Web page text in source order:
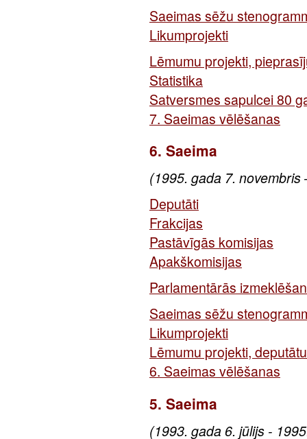
Saeimas sēžu
Likumprojekti
Lēmumu projekti,
Statistika
Satversmes sapulcei 80
7. Saeimas vēlēšanas
6. Saeima
(1995. gada 7.
Deputāti
Frakcijas
Pastāvīgās komisijas
Apakškomisijas
Parlamentārās
Saeimas sēžu
Likumprojekti
Lēmumu projekti,
6. Saeimas vēlēšanas
5. Saeima
(1993. gada 6. jūlijs -